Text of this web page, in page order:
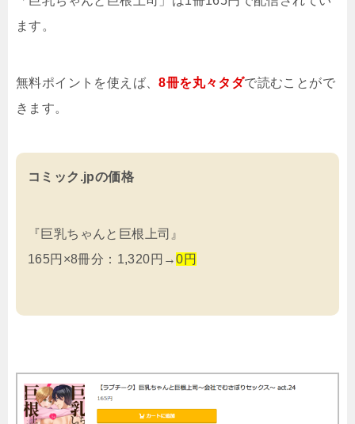
ます。
無料ポイントを使えば、8冊を丸々タダで読むことがで
きます。
コミック.jpの価格
『巨乳ちゃんと巨根上司』
165円×8冊分：1,320円→0円